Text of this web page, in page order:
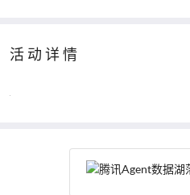
活动详情